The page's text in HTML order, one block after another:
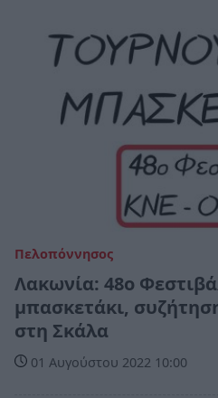
Πελοπόννησος
Λακωνία: 48ο
μπασκετάκι,
στη Σκάλα
01 Αυγούστου 2022 10:00